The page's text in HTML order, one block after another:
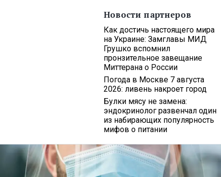
Новости партнеров
Как достичь настоящего мира
на Украине: Замглавы МИД
Грушко вспомнил
пронзительное завещание
Миттерана о России
Погода в Москве 7 августа
2026: ливень накроет город
Булки мясу не замена:
эндокринолог развенчал один
из набирающих популярность
мифов о питании